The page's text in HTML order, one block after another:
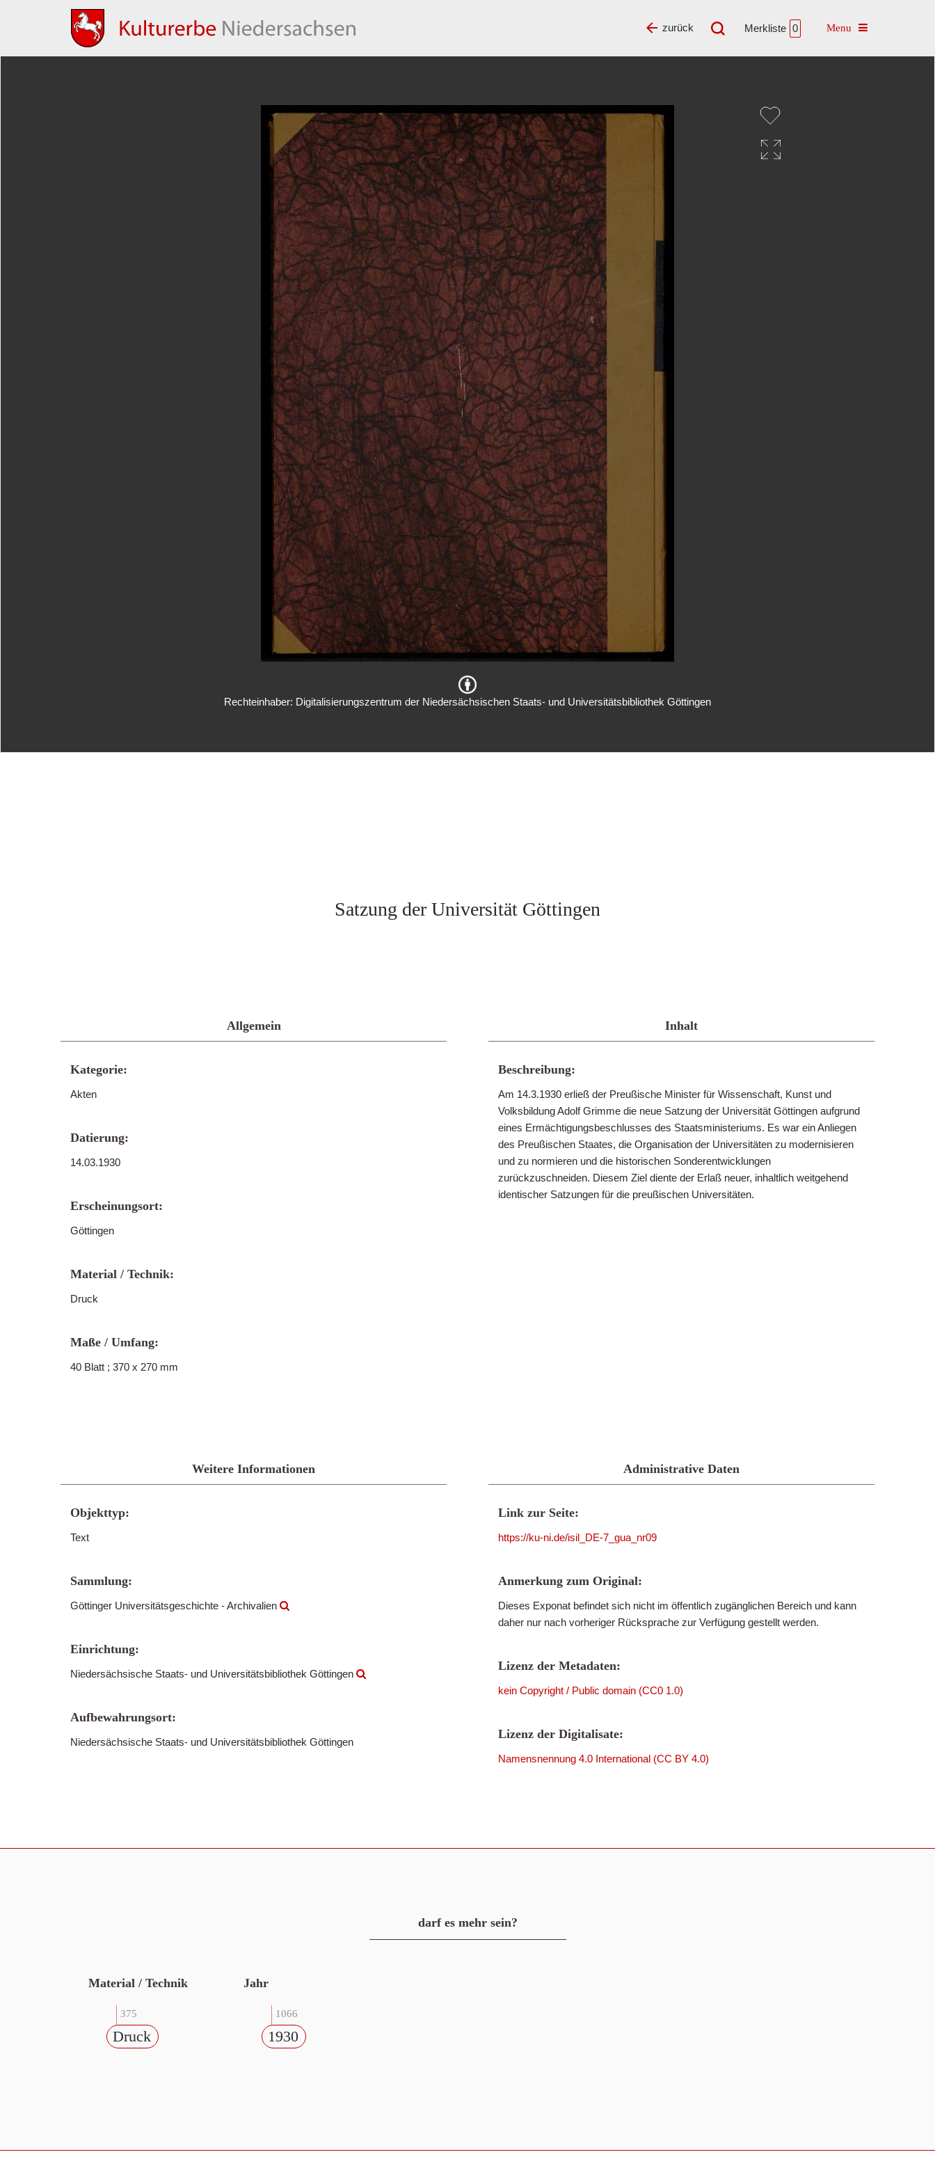
Merkliste 0 Toggle navigation
zurück
Rechteinhaber: Digitalisierungszentrum der Niedersächsischen Staats- und Universitätsbibliothek Göttingen
Satzung der Universität Göttingen
Allgemein
Kategorie:
Akten
Datierung:
14.03.1930
Erscheinungsort:
Göttingen
Material / Technik:
Druck
Maße / Umfang:
40 Blatt ; 370 x 270 mm
Inhalt
Beschreibung:
Am 14.3.1930 erließ der Preußische Minister für Wissenschaft, Kunst und
Volksbildung Adolf Grimme die neue Satzung der Universität Göttingen aufgrund
eines Ermächtigungsbeschlusses des Staatsministeriums. Es war ein Anliegen
des Preußischen Staates, die Organisation der Universitäten zu modernisieren
und zu normieren und die historischen Sonderentwicklungen
zurückzuschneiden. Diesem Ziel diente der Erlaß neuer, inhaltlich weitgehend
identischer Satzungen für die preußischen Universitäten.
Weitere Informationen
Objekttyp:
Text
Sammlung:
Göttinger Universitätsgeschichte - Archivalien
Einrichtung:
Niedersächsische Staats- und Universitätsbibliothek Göttingen
Aufbewahrungsort:
Niedersächsische Staats- und Universitätsbibliothek Göttingen
Administrative Daten
Link zur Seite:
https://ku-ni.de/isil_DE-7_gua_nr09
Anmerkung zum Original:
Dieses Exponat befindet sich nicht im öffentlich zugänglichen Bereich und kann
daher nur nach vorheriger Rücksprache zur Verfügung gestellt werden.
Lizenz der Metadaten:
kein Copyright / Public domain (CC0 1.0)
Lizenz der Digitalisate:
Namensnennung 4.0 International (CC BY 4.0)
darf es mehr sein?
Material / Technik
375
Druck
Jahr
1066
1930